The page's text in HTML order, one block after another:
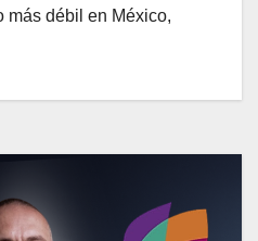
más débil en México,